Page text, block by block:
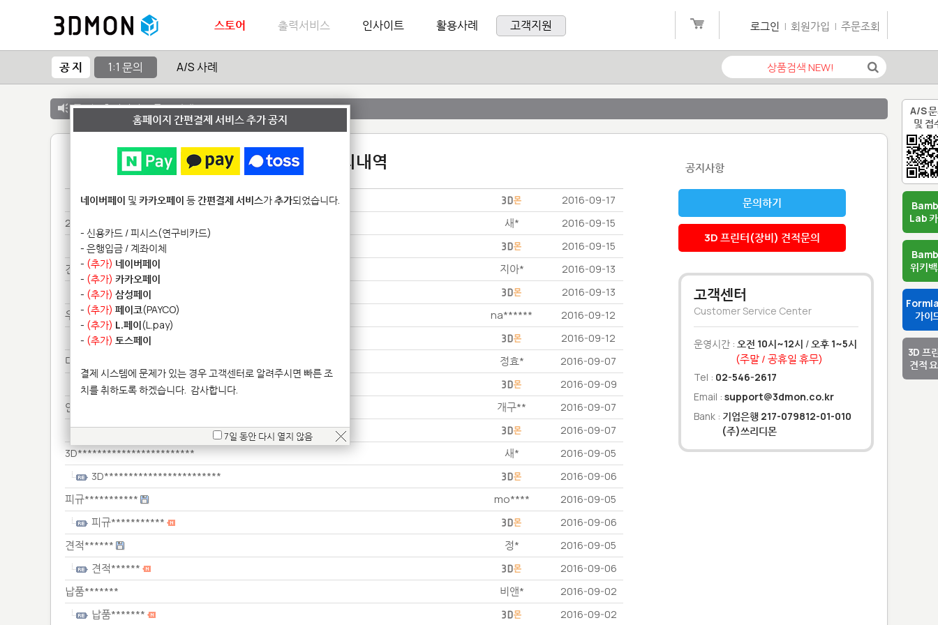
A/S
및 접
Lab
위키
가이
3D 프
견적
스토어 출력서비스 인사이트 활용사례 고객지원 로그인 | 회원가입 | 주문조회
공 지 1:1 문의 A/S 사례
공 지 :출력서비스 종료 안내
1:1 문의내역
견적******* 2016-09-17
28********************* 새* 2016-09-15
28********************* 2016-09-15
견적*** 지아* 2016-09-13
견적*** 2016-09-13
우레************ na****** 2016-09-12
우레************ 2016-09-12
대학********** 정효* 2016-09-07
대학********** 2016-09-09
안녕**************************************** 개구** 2016-09-07
안녕**************************************** 2016-09-07
3D************************ 새* 2016-09-05
3D************************ 2016-09-06
피규*********** mo**** 2016-09-05
피규*********** 2016-09-06
견적****** 정* 2016-09-05
견적****** 2016-09-06
납품******* 비앤* 2016-09-02
납품******* 2016-09-02
공지사항
문의하기
3D 프린터(장비) 견적문의
고객센터
Customer Service Center
운영시간 : 오전 10시~12시 /오후 1~5시
(주말 / 공휴일 휴무)
Tel : 02-546-2617
Email : support@3dmon.co.kr
Bank : 기업은행 217-079812-01-010
(주)쓰리디몬
홈페이지 간편결제 서비스 추가 공지
네이버페이 및 카카오페이 등간편결제 서비스가추가되었습니다.
- 신용카드 / 피시스(연구비카드)
- 은행입금 / 계좌이체
- (추가) 네이버페이
- (추가) 카카오페이
- (추가) 삼성페이
- (추가) 페이코(PAYCO)
- (추가) L.페이(L.pay)
- (추가) 토스페이
결제 시스템에 문제가 있는 경우 고객센터로 알려주시면 빠른 조
치를 취하도록 하겠습니다. 감사합니다.
7일 동안 다시 열지 않음